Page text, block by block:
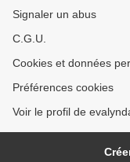
Signaler un abus
C.G.U.
Cookies et données
Préférences cookies
Voir le profil de